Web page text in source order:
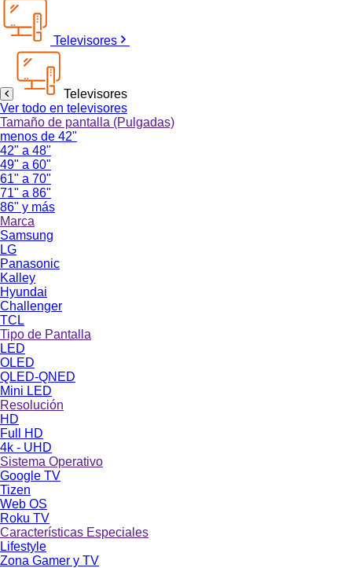
Televisores
Televisores
Ver todo en televisores
Tamaño de pantalla (Pulgadas)
menos de 42"
42" a 48"
49" a 60"
61" a 70"
71" a 86"
86" y más
Marca
Samsung
LG
Panasonic
Kalley
Hyundai
Challenger
TCL
Tipo de Pantalla
LED
OLED
QLED-QNED
Mini LED
Resolución
HD
Full HD
4k - UHD
Sistema Operativo
Google TV
Tizen
Web OS
Roku TV
Características Especiales
Lifestyle
Zona Gamer y TV